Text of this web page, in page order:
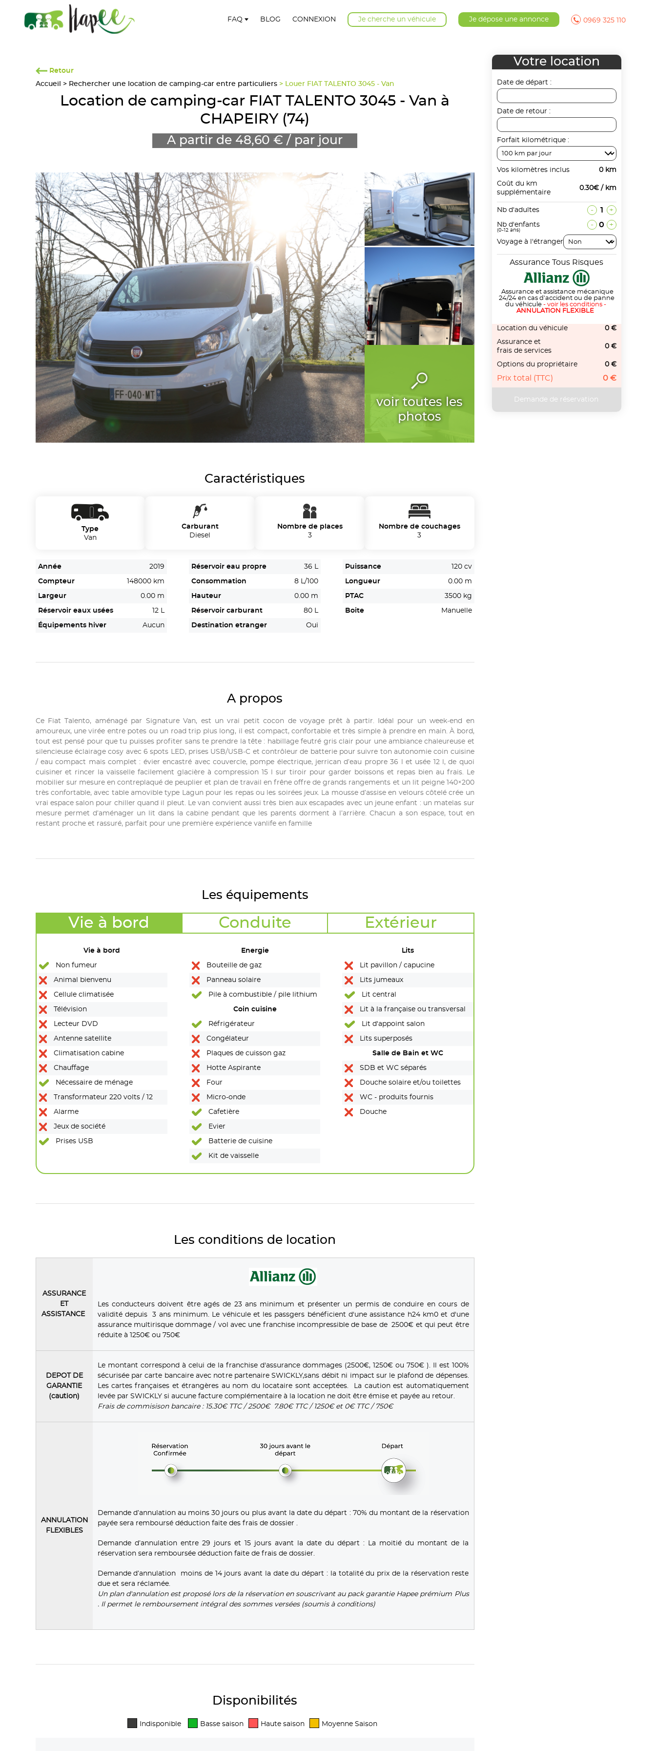
FAQ BLOG CONNEXION Je cherche un véhicule Je dépose une annonce 0969 325 110
Retour
Accueil
> Rechercher une location de camping-car entre particuliers > Louer FIAT TALENTO 3045 - Van
Location de camping-car FIAT TALENTO 3045 - Van à
CHAPEIRY (74)
A partir de 48,60 € / par jour
voir toutes les
photos
Caractéristiques
Type
Van
Carburant
Diesel
Nombre de places
3
Nombre de couchages
3
Année 2019 Réservoir eau propre 36 L Puissance 120 cv
Compteur 148000 km Consommation 8 L/100 Longueur 0.00 m
Largeur 0.00 m Hauteur 0.00 m PTAC 3500 kg
Réservoir eaux usées 12 L Réservoir carburant 80 L Boite Manuelle
Équipements hiver Aucun Destination etranger Oui
A propos
Ce Fiat Talento, aménagé par Signature Van, est un vrai petit cocon de voyage prêt à partir. Idéal pour un week‑end en
amoureux, une virée entre potes ou un road trip plus long, il est compact, confortable et très simple à prendre en main. À bord,
tout est pensé pour que tu puisses profiter sans te prendre la tête : habillage feutré gris clair pour une ambiance chaleureuse et
silencieuse éclairage cosy avec 6 spots LED, prises USB/USB‑C et contrôleur de batterie pour suivre ton autonomie coin cuisine
/ eau compact mais complet : évier encastré avec couvercle, pompe électrique, jerrican d’eau propre 36 l et usée 12 l, de quoi
cuisiner et rincer la vaisselle facilement glacière à compression 15 l sur tiroir pour garder boissons et repas bien au frais. Le
mobilier sur mesure en contreplaqué de peuplier et plan de travail en frêne offre de grands rangements et un lit peigne 140×200
très confortable, avec table amovible type Lagun pour les repas ou les soirées jeux. La mousse d’assise en velours côtelé crée un
vrai espace salon pour chiller quand il pleut. Le van convient aussi très bien aux escapades avec un jeune enfant : un matelas sur
mesure permet d’aménager un lit dans la cabine pendant que les parents dorment à l’arrière. Chacun a son espace, tout en
restant proche et rassuré, parfait pour une première expérience vanlife en famille
Les équipements
Vie à bord Conduite Extérieur
Vie à bord
Non fumeur
Animal bienvenu
Cellule climatisée
Télévision
Lecteur DVD
Antenne satellite
Climatisation cabine
Chauffage
Nécessaire de ménage
Transformateur 220 volts / 12
Alarme
Jeux de société
Prises USB
Energie
Bouteille de gaz
Panneau solaire
Pile à combustible / pile lithium
Coin cuisine
Réfrigérateur
Congélateur
Plaques de cuisson gaz
Hotte Aspirante
Four
Micro-onde
Cafetière
Evier
Batterie de cuisine
Kit de vaisselle
Lits
Lit pavillon / capucine
Lits jumeaux
Lit central
Lit à la française ou transversal
Lit d'appoint salon
Lits superposés
Salle de Bain et WC
SDB et WC séparés
Douche solaire et/ou toilettes
portables (Van)
WC - produits fournis
Douche
Les conditions de location
ASSURANCE
ET
ASSISTANCE
Les conducteurs doivent être agés de 23 ans minimum et présenter un permis de conduire en cours de
validité depuis 3 ans minimum. Le véhicule et les passgers bénéficient d'une assistance h24 km0 et d'une
assurance multirisque dommage / vol avec une franchise incompressible de base de 2500€ et qui peut être
réduite à 1250€ ou 750€
DEPOT DE
GARANTIE
(caution)
Le montant correspond à celui de la franchise d'assurance dommages (2500€, 1250€ ou 750€ ). Il est 100%
sécurisée par carte bancaire avec notre partenaire SWICKLY,sans débit ni impact sur le plafond de dépenses.
Les cartes françaises et étrangères au nom du locataire sont acceptées. La caution est automatiquement
levée par SWICKLY si aucune facture complémentaire à la location ne doit être émise et payée au retour.
Frais de commisison bancaire : 15.30€ TTC / 2500€ 7.80€ TTC / 1250€ et 0€ TTC / 750€
ANNULATION
FLEXIBLES
Demande d’annulation au moins 30 jours ou plus avant la date du départ : 70% du montant de la réservation
payée sera remboursé déduction faite des frais de dossier .
Demande d’annulation entre 29 jours et 15 jours avant la date du départ : La moitié du montant de la
réservation sera remboursée déduction faite de frais de dossier.
Demande d’annulation moins de 14 jours avant la date du départ : la totalité du prix de la réservation reste
due et sera réclamée.
Un plan d'annulation est proposé lors de la réservation en souscrivant au pack garantie Hapee prémium Plus
. Il permet le remboursement intégral des sommes versées (soumis à conditions)
Disponibilités
Indisponible Basse saison Haute saison Moyenne Saison
Votre location
Date de départ :
Date de retour :
Forfait kilométrique :
Vos kilomètres inclus
0 km
Coût du km
supplémentaire
0.30€ / km
Nb d'adultes - 1 +
Nb d'enfants
(0-12 ans)
- 0 +
Voyage à l'étranger
Assurance Tous Risques
Assurance et assistance mécanique
24/24 en cas d'accident ou de panne
du véhicule-voir les conditions -
ANNULATION FLEXIBLE
Location du véhicule
0 €
Assurance et
frais de services
0 €
Options du propriétaire 0 €
Prix total (TTC) 0 €